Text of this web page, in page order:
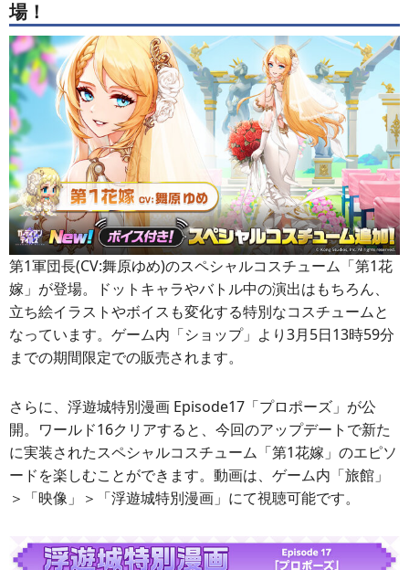
場！
第1軍団長(CV:舞原ゆめ)のスペシャルコスチューム「第1花
嫁」が登場。ドットキャラやバトル中の演出はもちろん、
立ち絵イラストやボイスも変化する特別なコスチュームと
なっています。ゲーム内「ショップ」より3月5日13時59分
までの期間限定での販売されます。
さらに、浮遊城特別漫画 Episode17「プロポーズ」が公
開。ワールド16クリアすると、今回のアップデートで新た
に実装されたスペシャルコスチューム「第1花嫁」のエピソ
ードを楽しむことができます。動画は、ゲーム内「旅館」
＞「映像」＞「浮遊城特別漫画」にて視聴可能です。